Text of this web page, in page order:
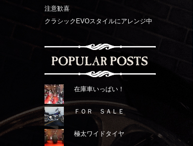
注意歓喜
クラシックEVOスタイルにアレンジ中
在庫車いっぱい！
ＦＯＲ ＳＡＬＥ
極太ワイドタイヤ